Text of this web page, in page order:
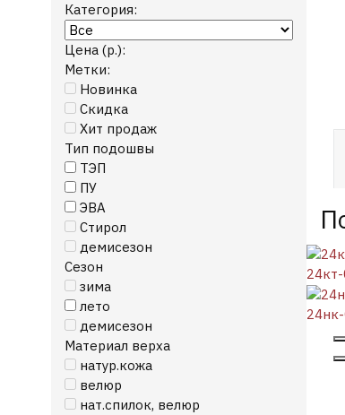
Категория:
Цена (р.):
Метки:
Новинка
Скидка
Хит продаж
Тип подошвы
ТЭП
ПУ
ЭВА
Стирол
демисезон
Сезон
зима
лето
демисезон
Материал верха
натур.кожа
велюр
нат.спилок, велюр